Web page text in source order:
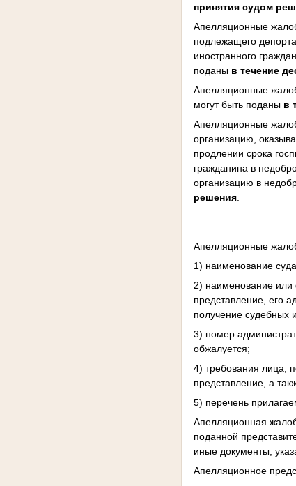
принятия судом
Апелляционные
подлежащего
иностранного
поданы в течение
Апелляционные
могут быть поданы в
Апелляционные
организацию,
продлении срока
гражданина в
организацию в
решения
Апелляционные
1) наименование
2) наименование
представление, его
получение судебных
3) номер
обжалуется;
4) требования лица,
представление, а
5) перечень
Апелляционная
поданной
иные документы,
Апелляционное